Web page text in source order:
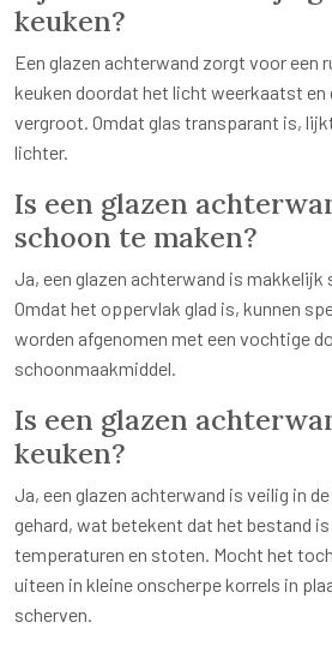
keuken?
Een glazen achterwand zorgt voor een
keuken doordat het licht weerkaatst
vergroot. Omdat glas transparant is,
lichter.
Is een glazen
schoon te maken?
Ja, een glazen achterwand is makkelijk
Omdat het oppervlak glad is, kunnen
worden afgenomen met een vochtige
schoonmaakmiddel.
Is een glazen
keuken?
Ja, een glazen achterwand is veilig in
gehard, wat betekent dat het bestand
temperaturen en stoten. Mocht het
uiteen in kleine onscherpe korrels in
scherven.